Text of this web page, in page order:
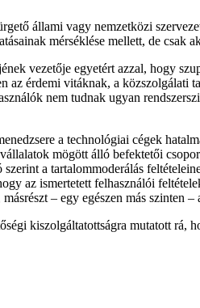
állami vagy nemzetközi
mérséklése mellett, de csak
vezetője egyetért azzal, hogy
az érdemi vitáknak, a közszolgálati
nem tudnak ugyan
a technológiai cégek
mögött álló befektetői
a tartalommoderálás
az ismertetett felhasználói
– egy egészen más szinten –
kiszolgáltatottságra mutatott rá,